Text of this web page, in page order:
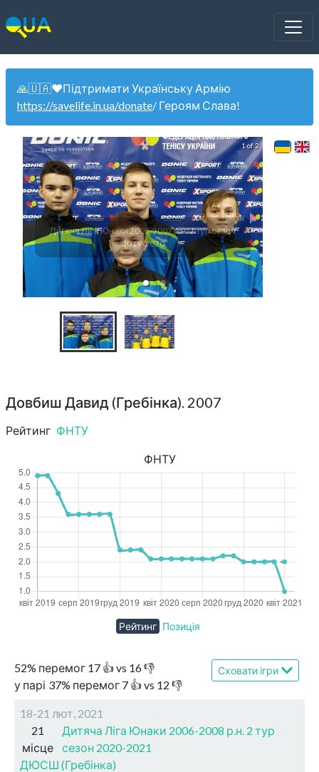
🙏🇺🇦❤️Підтримати Українську Армію
https://savelife.in.ua/donate/ Героям Слава!
Дитяча Ліга Юнаки 2005-2007 р.н. 2 тур сезон
2019-2020
1 of 2
Довбиш Давид (Гребінка). 2007
Рейтинг ФНТУ
52% перемог 17 👍 vs 16👎
у парі 37% перемог 7 👍 vs 12 👎
Сховати ігри
18-21 лют, 2021
21
місце
Дитяча Ліга Юнаки 2006-2008 р.н. 2 тур
сезон 2020-2021
ДЮСШ (Гребінка)
ФНТУ
Рейтинг Позиція